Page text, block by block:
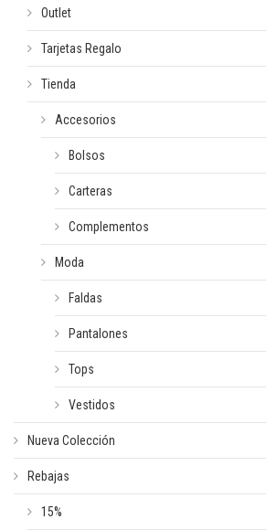
Outlet
Tarjetas Regalo
Tienda
Accesorios
Bolsos
Carteras
Complementos
Moda
Faldas
Pantalones
Tops
Vestidos
Nueva Colección
Rebajas
15%